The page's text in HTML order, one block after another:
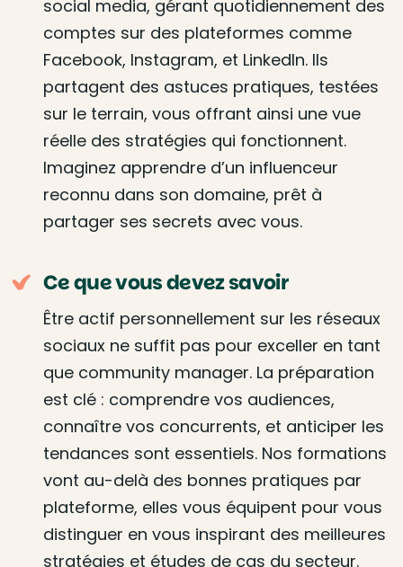
social media, gérant quotidiennement des
comptes sur des plateformes comme
Facebook, Instagram, et LinkedIn. Ils
partagent des astuces pratiques, testées
sur le terrain, vous offrant ainsi une vue
réelle des stratégies qui fonctionnent.
Imaginez apprendre d’un influenceur
reconnu dans son domaine, prêt à
partager ses secrets avec vous.
Ce que vous devez savoir
Être actif personnellement sur les réseaux
sociaux ne suffit pas pour exceller en tant
que community manager. La préparation
est clé : comprendre vos audiences,
connaître vos concurrents, et anticiper les
tendances sont essentiels. Nos formations
vont au-delà des bonnes pratiques par
plateforme, elles vous équipent pour vous
distinguer en vous inspirant des meilleures
stratégies et études de cas du secteur.